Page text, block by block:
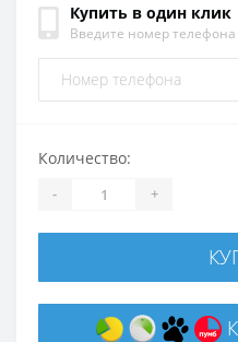
Купить в один клик
Введите номер
Количество:
- +